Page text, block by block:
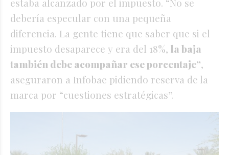
estaba alcanzado por el impuesto. “No se
debería especular con una pequeña
diferencia. La gente tiene que saber que si el
impuesto desaparece y era del 18%, la baja
también debe acompañar ese porcentaje”,
aseguraron a Infobae pidiendo reserva de la
marca por “cuestiones estratégicas”.